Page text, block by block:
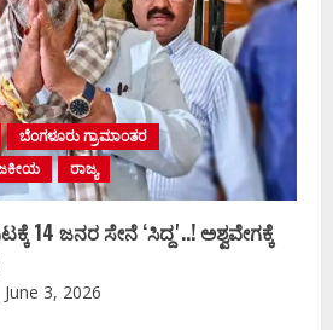
ಬೆಂಗಳೂರು ಗ್ರಾಮಾಂತರ
ರಾಜ್ಯ
14 ಜನರ ಸೇನೆ ʻಸಿದ್ದʼ..! ಅಶ್ವವೇಗಕ್ಕೆ
June 3, 2026